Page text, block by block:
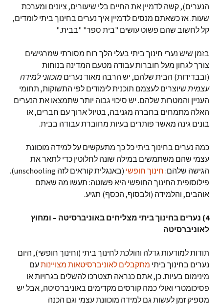
הנערים), קשה לדמיין את החיים בלי שיעורים, ציונים ומערכת
שעות. אז כשאתם מנסים לדמיין איך נערים בחינוך ביתי לומדים,
קל לחשוב שהם פשוט עושים "בית ספר" "בבית."
בזמן שיש נערי חינוך ביתי בעלי הלך רוח מסורתי שמרגישים
צורך לגחון מעל חוברות עבודה מטעם המדינה בנוחות
(ובבדידות) הבית שלהם, יש הרבה מאוד נערים מוכווני למידה
עצמיתשיוצרים לעצמם תוכנית לימודים לפי התשוקות, תחומי
העניין והמטרות שלהם. יש סיכוי גבוה יותר שתמצאו את הנערים
האלה מתמחים בחברה מגניבה, בטיול ארוך עם חברים, או
בונים גינה מאשר פותרים בעיות מחוברת עבודה בבית.
כמה נערים בחינוך ביתי כל כך מתעקשים על למידה מוכוונת
עצמי שהם משתמשים במילה שונה לחלוטין כדי לתאר את
הגישה שלהם: חינוך חופשי
(באנגלית קוראים לזה unschooling).
פילוסופית החינוך החופשי היא פשוטה: תעשו מה שאתם
אוהבים, והלמידה (ולבסוף, הכסף) תגיע.
4) נערים בחינוך ביתי מצליחים באוניברסיטה – ומחוץ
לאוניברסיטה
תודות למודעות גדלה והולכת לחינוך ביתי (וחינוך חופשי), היום
נערים בחינוך ביתי מתקבלים לאוניברסיטאות מצויינותעם
מינימום בעיות. כן, אתם כנראה תצטרכו להשלים בגרויות או
פסיכומטרי ואולי כמה קורסים מקדימים באוניברסיטה, אבל יש
מספיק זמן לעשות גם למידה מוכוונת עצמי וגם הכנה